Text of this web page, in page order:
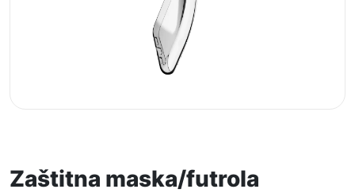
Zaštitna maska/futrola